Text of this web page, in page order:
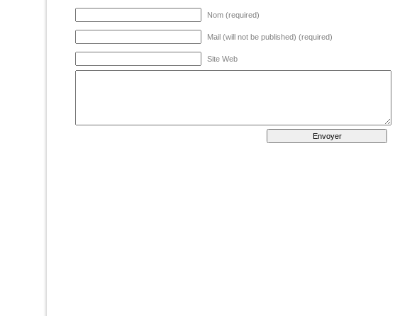
Nom (required)
Mail (will not be published) (required)
Site Web